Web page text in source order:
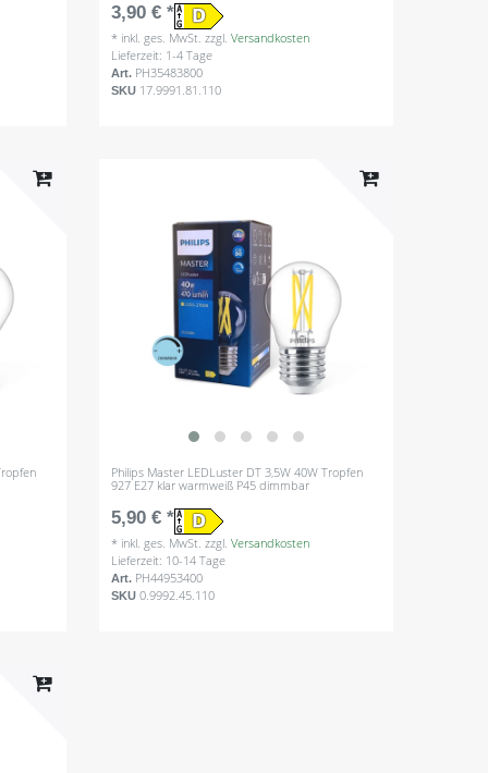
3,90 € *
* inkl. ges. MwSt. zzgl.Versandkosten
Lieferzeit: 1-4 Tage
Art. PH35483800
SKU 17.9991.81.110
Philips Master LEDLuster DT 3,5W 40W Tropfen
927 E27 klar warmweiß P45 dimmbar
5,90 € *
* inkl. ges. MwSt. zzgl.Versandkosten
Lieferzeit: 10-14 Tage
Art. PH44953400
SKU0.9992.45.110